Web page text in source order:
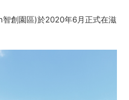
創園區)於2020年6月正式在滋